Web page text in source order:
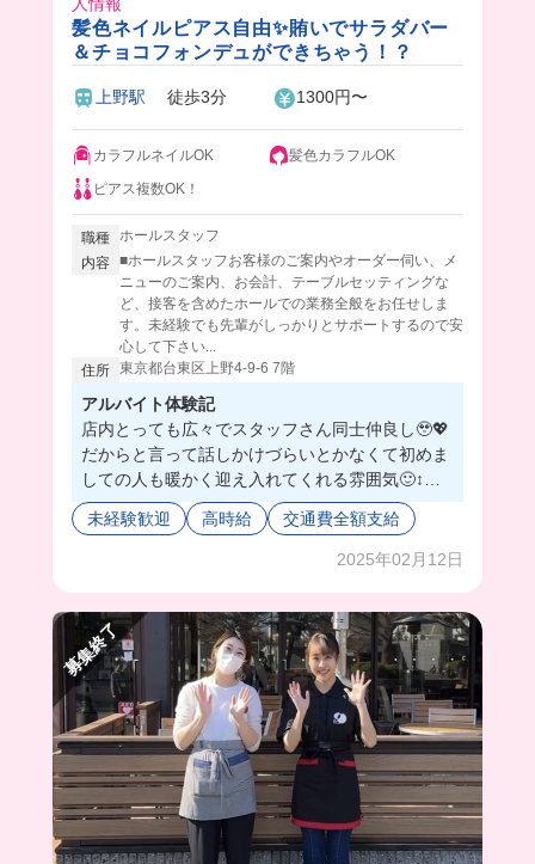
人情報
髪色ネイルピアス自由✨賄いでサラダバー
＆チョコフォンデュができちゃう！？
上野駅 徒歩3分 1300円〜
カラフルネイルOK
髪色カラフルOK
ピアス複数OK！
職種 ホールスタッフ
内容 ■ホールスタッフお客様のご案内やオーダー伺い、メ
ニューのご案内、お会計、テーブルセッティングな
ど、接客を含めたホールでの業務全般をお任せしま
す。未経験でも先輩がしっかりとサポートするので安
心して下さい...
住所 東京都台東区上野4-9-6 7階
アルバイト体験記
店内とっても広々でスタッフさん同士仲良し🥹💖
だからと言って話しかけづらいとかなくて初めま
しての人も暖かく迎え入れてくれる雰囲気🙂‍↕️🫶
🏻
基本お客様がセルフで行うものが多いので仕事内
未経験歓迎 高時給 交通費全額支給
2025年02月12日
募集終了